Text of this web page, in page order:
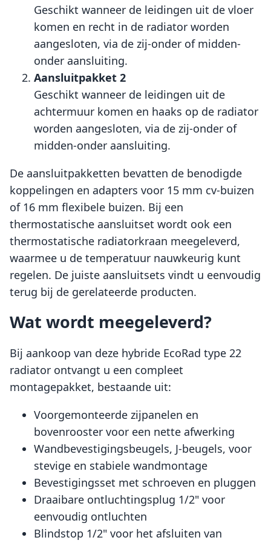
Geschikt wanneer de leidingen uit de vloer
komen en recht in de radiator worden
aangesloten, via de zij-onder of midden-
onder aansluiting.
Aansluitpakket 2
Geschikt wanneer de leidingen uit de
achtermuur komen en haaks op de radiator
worden aangesloten, via de zij-onder of
midden-onder aansluiting.
De aansluitpakketten bevatten de benodigde
koppelingen en adapters voor 15 mm cv-buizen
of 16 mm flexibele buizen. Bij een
thermostatische aansluitset wordt ook een
thermostatische radiatorkraan meegeleverd,
waarmee u de temperatuur nauwkeurig kunt
regelen. De juiste aansluitsets vindt u eenvoudig
terug bij de gerelateerde producten.
Wat wordt meegeleverd?
Bij aankoop van deze hybride EcoRad type 22
radiator ontvangt u een compleet
montagepakket, bestaande uit:
Voorgemonteerde zijpanelen en
bovenrooster voor een nette afwerking
Wandbevestigingsbeugels, J-beugels, voor
stevige en stabiele wandmontage
Bevestigingsset met schroeven en pluggen
Draaibare ontluchtingsplug 1/2" voor
eenvoudig ontluchten
Blindstop 1/2" voor het afsluiten van